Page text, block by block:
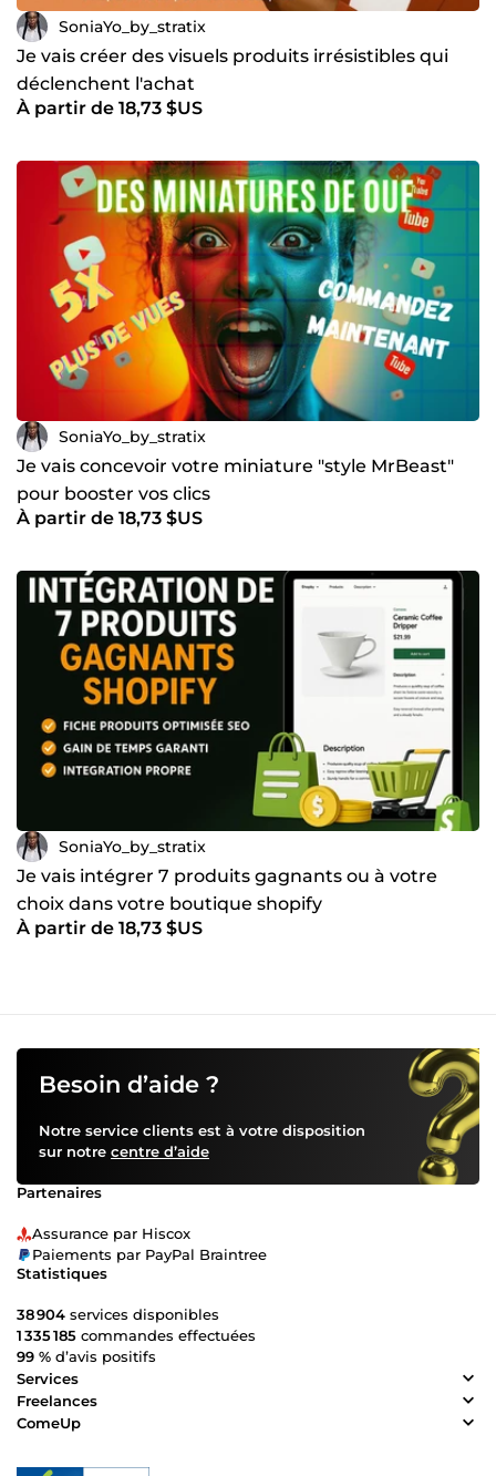
moi pour explorer comment je peux vous accompagner
dans cette aventure !
SoniaYo_by_stratix
Je vais créer des visuels produits irrésistibles qui
déclenchent l'achat
À partir de 18,73 $US
SoniaYo_by_stratix
Je vais concevoir votre miniature "style MrBeast"
pour booster vos clics
À partir de 18,73 $US
SoniaYo_by_stratix
Je vais intégrer 7 produits gagnants ou à votre
choix dans votre boutique shopify
À partir de 18,73 $US
Besoin d’aide ?
Notre service clients est à votre disposition
sur notre centre d’aide
Partenaires
Assurance par Hiscox
Paiements par PayPal Braintree
Statistiques
38 904 services disponibles
1 335 185 commandes effectuées
99 % d’avis positifs
Services
Freelances
ComeUp